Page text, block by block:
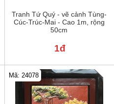
Tranh Tứ Quý - vẽ cảnh Tùng-
Cúc-Trúc-Mai - Cao 1m, rộng
50cm
1đ
Mã: 24078